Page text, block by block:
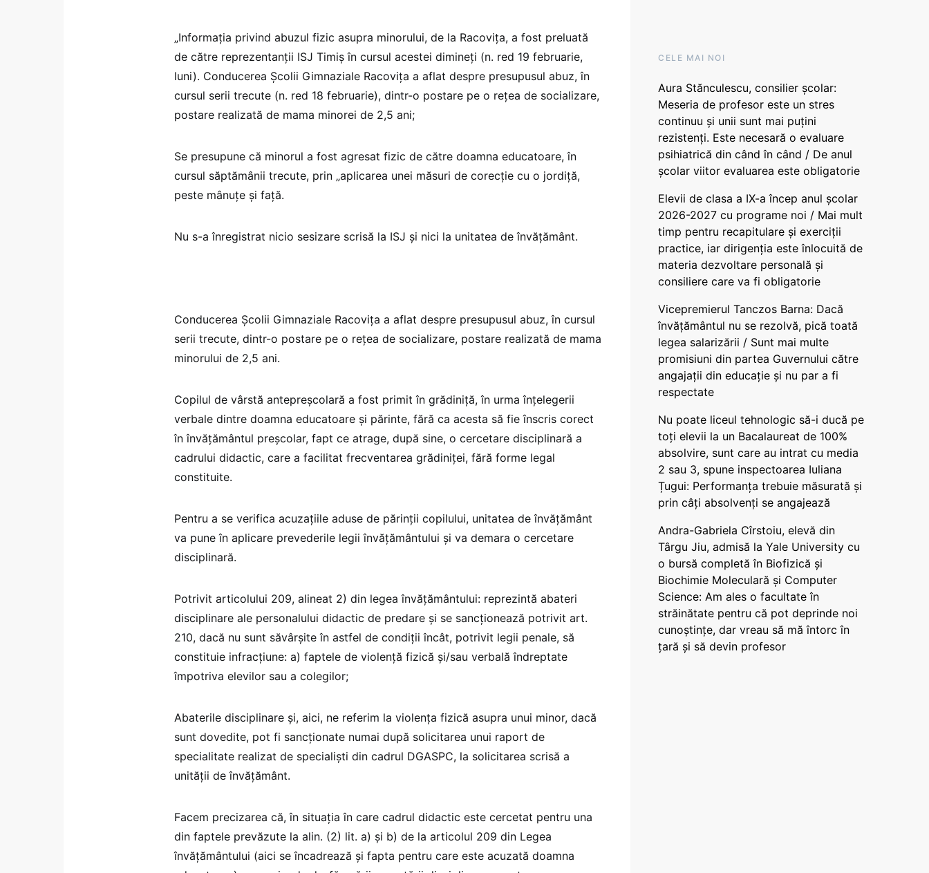
„Informația privind abuzul fizic asupra minorului, de la Racovița, a fost preluată
de către reprezentanții ISJ Timiș în cursul acestei dimineți (n. red 19 februarie,
luni). Conducerea Școlii Gimnaziale Racovița a aflat despre presupusul abuz, în
cursul serii trecute (n. red 18 februarie), dintr-o postare pe o rețea de socializare,
postare realizată de mama minorei de 2,5 ani;
Se presupune că minorul a fost agresat fizic de către doamna educatoare, în
cursul săptămânii trecute, prin „aplicarea unei măsuri de corecție cu o jordiță,
peste mânuțe și față.
Nu s-a înregistrat nicio sesizare scrisă la ISJ și nici la unitatea de învățământ.
Conducerea Școlii Gimnaziale Racovița a aflat despre presupusul abuz, în cursul
serii trecute, dintr-o postare pe o rețea de socializare, postare realizată de mama
minorului de 2,5 ani.
Copilul de vârstă antepreșcolară a fost primit în grădiniță, în urma înțelegerii
verbale dintre doamna educatoare și părinte, fără ca acesta să fie înscris corect
în învățământul preșcolar, fapt ce atrage, după sine, o cercetare disciplinară a
cadrului didactic, care a facilitat frecventarea grădiniței, fără forme legal
constituite.
Pentru a se verifica acuzațiile aduse de părinții copilului, unitatea de învățământ
va pune în aplicare prevederile legii învățământului și va demara o cercetare
disciplinară.
Potrivit articolului 209, alineat 2) din legea învățământului: reprezintă abateri
disciplinare ale personalului didactic de predare şi se sancţionează potrivit art.
210, dacă nu sunt săvârşite în astfel de condiţii încât, potrivit legii penale, să
constituie infracțiune: a) faptele de violenţă fizică şi/sau verbală îndreptate
împotriva elevilor sau a colegilor;
Abaterile disciplinare și, aici, ne referim la violența fizică asupra unui minor, dacă
sunt dovedite, pot fi sancţionate numai după solicitarea unui raport de
specialitate realizat de specialişti din cadrul DGASPC, la solicitarea scrisă a
unităţii de învăţământ.
Facem precizarea că, în situația în care cadrul didactic este cercetat pentru una
din faptele prevăzute la alin. (2) lit. a) şi b) de la articolul 209 din Legea
învățământului (aici se încadrează și fapta pentru care este acuzată doamna
CELE MAI NOI
Aura Stănculescu, consilier școlar:
Meseria de profesor este un stres
continuu și unii sunt mai puțini
rezistenți. Este necesară o evaluare
psihiatrică din când în când / De anul
școlar viitor evaluarea este obligatorie
Elevii de clasa a IX-a încep anul școlar
2026-2027 cu programe noi / Mai mult
timp pentru recapitulare și exerciții
practice, iar dirigenția este înlocuită de
materia dezvoltare personală și
consiliere care va fi obligatorie
Vicepremierul Tanczos Barna: Dacă
învățământul nu se rezolvă, pică toată
legea salarizării / Sunt mai multe
promisiuni din partea Guvernului către
angajații din educație și nu par a fi
respectate
Nu poate liceul tehnologic să-i ducă pe
toți elevii la un Bacalaureat de 100%
absolvire, sunt care au intrat cu media
2 sau 3, spune inspectoarea Iuliana
Țugui: Performanța trebuie măsurată și
prin câți absolvenți se angajează
Andra-Gabriela Cîrstoiu, elevă din
Târgu Jiu, admisă la Yale University cu
o bursă completă în Biofizică și
Biochimie Moleculară și Computer
Science: Am ales o facultate în
străinătate pentru că pot deprinde noi
cunoștințe, dar vreau să mă întorc în
țară și să devin profesor